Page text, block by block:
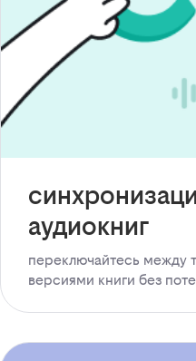
аудиокниг
переключайтесь между
версиями книги без